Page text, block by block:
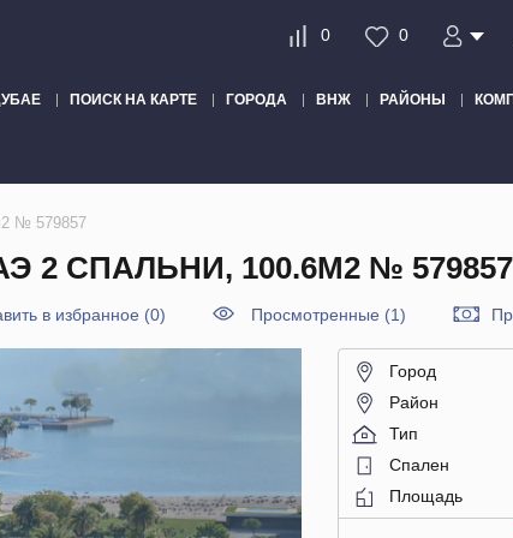
0 0
ПОИСК НА КАРТЕ ГОРОДА ВНЖ РАЙОНЫ
№ 579857
2 СПАЛЬНИ, 100.6М2 № 579857
в избранное (0) Просмотренные (1)
Город
Район
Тип
Спален
Площадь